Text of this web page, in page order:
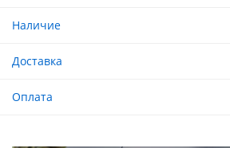
Наличие
Доставка
Оплата